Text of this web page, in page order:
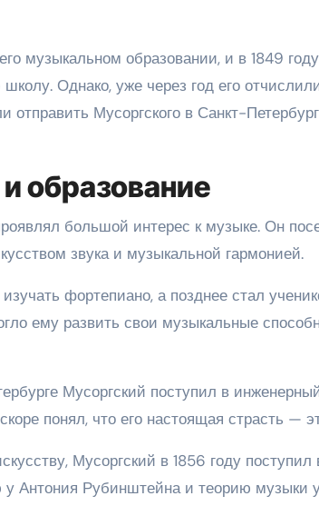
музыкальном образовании, и в 1849
Однако, уже через год его
отправить Мусоргского в Санкт-
образование
большой интерес к музыке. Он
звука и музыкальной гармонией.
фортепиано, а позднее стал
ему развить свои музыкальные
Мусоргский поступил в
понял, что его настоящая страсть —
Мусоргский в 1856 году поступил
у Антония Рубинштейна и теорию музыки